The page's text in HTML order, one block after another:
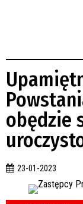
obędzie
23-01-2023